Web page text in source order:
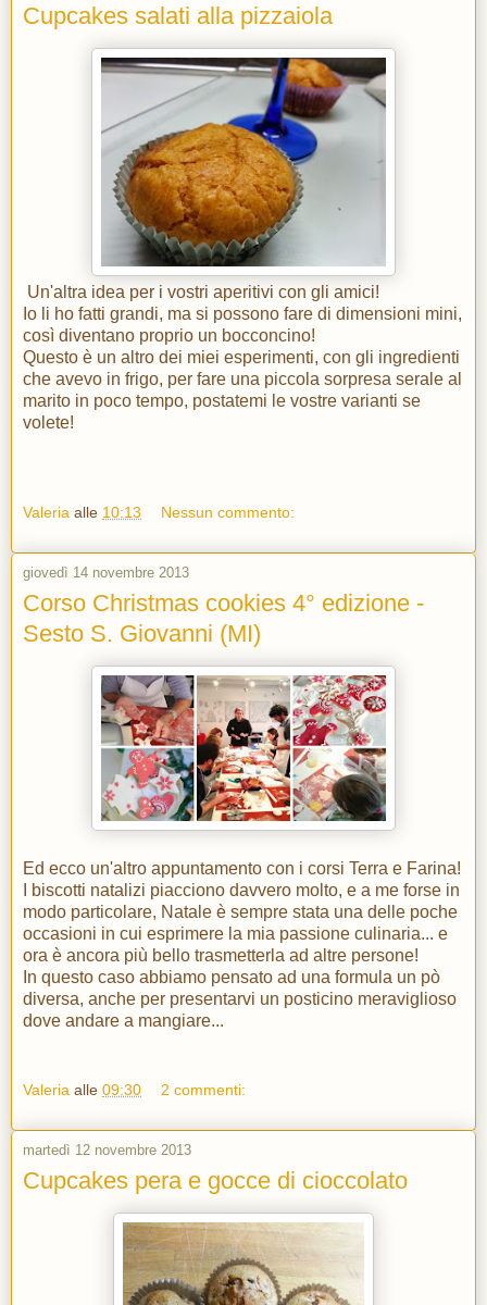
Cupcakes salati alla pizzaiola
Un'altra idea per i vostri aperitivi con gli amici!
Io li ho fatti grandi, ma si possono fare di dimensioni mini,
così diventano proprio un bocconcino!
Questo è un altro dei miei esperimenti, con gli ingredienti
che avevo in frigo, per fare una piccola sorpresa serale al
marito in poco tempo, postatemi le vostre varianti se
volete!
Valeria alle 10:13 Nessun commento:
giovedì 14 novembre 2013
Corso Christmas cookies 4° edizione -
Sesto S. Giovanni (MI)
Ed ecco un'altro appuntamento con i corsi Terra e Farina!
I biscotti natalizi piacciono davvero molto, e a me forse in
modo particolare, Natale è sempre stata una delle poche
occasioni in cui esprimere la mia passione culinaria... e
ora è ancora più bello trasmetterla ad altre persone!
In questo caso abbiamo pensato ad una formula un pò
diversa, anche per presentarvi un posticino meraviglioso
dove andare a mangiare...
Valeria alle 09:30 2 commenti:
martedì 12 novembre 2013
Cupcakes pera e gocce di cioccolato